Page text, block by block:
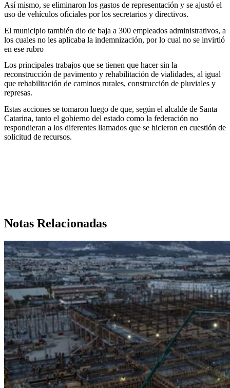
Así mismo, se eliminaron los gastos de representación y se ajustó el
uso de vehículos oficiales por los secretarios y directivos.
El municipio también dio de baja a 300 empleados administrativos, a
los cuales no les aplicaba la indemnización, por lo cual no se invirtió
en ese rubro
Los principales trabajos que se tienen que hacer sin la
reconstrucción de pavimento y rehabilitación de vialidades, al igual
que rehabilitación de caminos rurales, construcción de pluviales y
represas.
Estas acciones se tomaron luego de que, según el alcalde de Santa
Catarina, tanto el gobierno del estado como la federación no
respondieran a los diferentes llamados que se hicieron en cuestión de
solicitud de recursos.
Notas Relacionadas